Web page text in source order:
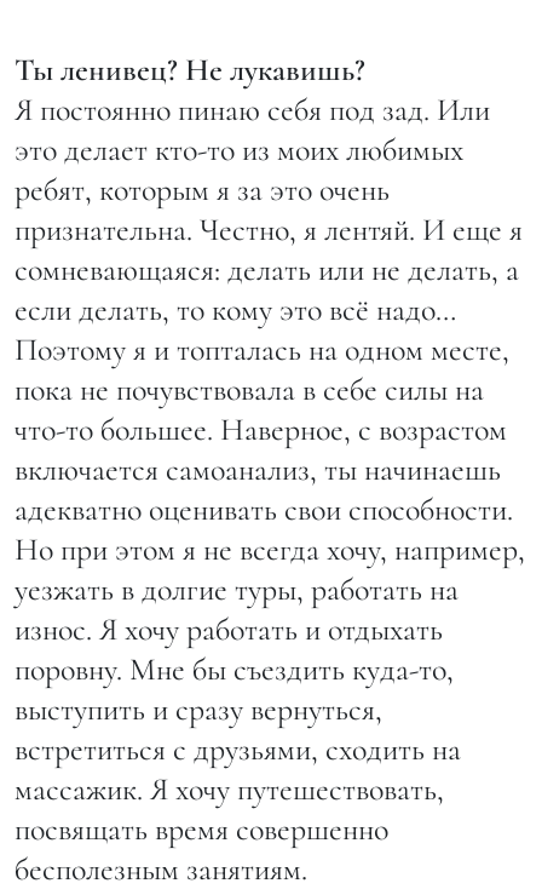
Ты ленивец? Не лукавишь?
Я постоянно пинаю себя под зад. Или
это делает кто-то из моих любимых
ребят, которым я за это очень
признательна. Честно, я лентяй. И еще я
сомневающаяся: делать или не делать, а
если делать, то кому это всё надо…
Поэтому я и топталась на одном месте,
пока не почувствовала в себе силы на
что-то большее. Наверное, с возрастом
включается самоанализ, ты начинаешь
адекватно оценивать свои способности.
Но при этом я не всегда хочу, например,
уезжать в долгие туры, работать на
износ. Я хочу работать и отдыхать
поровну. Мне бы съездить куда-то,
выступить и сразу вернуться,
встретиться с друзьями, сходить на
массажик. Я хочу путешествовать,
посвящать время совершенно
бесполезным занятиям.